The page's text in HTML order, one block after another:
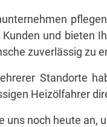
und bieten
zuverlässig zu
Standorte
Heizölfahrer
uns noch heute an,